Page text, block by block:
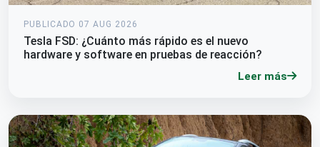
PUBLICADO 07 AUG 2026
Tesla FSD: ¿Cuánto más rápido es el nuevo
hardware y software en pruebas de reacción?
Leer más